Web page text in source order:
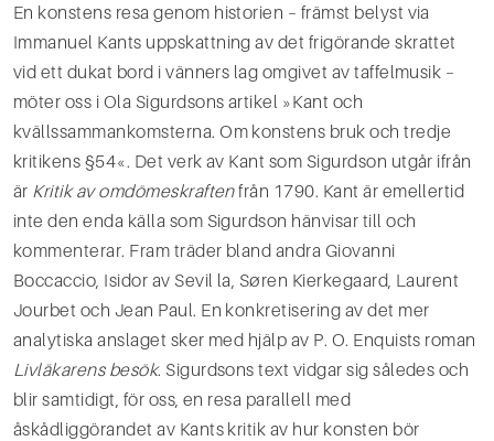
En konstens resa genom historien – främst belyst via
Immanuel Kants uppskattning av det frigörande skrattet
vid ett dukat bord i vänners lag omgivet av taffelmusik –
möter oss i Ola Sigurdsons artikel »Kant och
kvällssammankomsterna. Om konstens bruk och tredje
kritikens §54«. Det verk av Kant som Sigurdson utgår ifrån
är Kritik av omdömeskraftenfrån 1790. Kant är emellertid
inte den enda källa som Sigurdson hänvisar till och
kommenterar. Fram träder bland andra Giovanni
Boccaccio, Isidor av Sevil­ la, Søren Kierkegaard, Laurent
Jourbet och Jean Paul. En konkretisering av det mer
analytiska anslaget sker med hjälp av P. O. Enquists roman
Livläkarens besök. Sigurdsons text vidgar sig således och
blir samtidigt, för oss, en resa parallell med
åskådliggörandet av Kants kritik av hur konsten bör